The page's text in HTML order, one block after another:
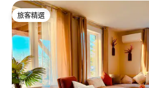
旅客精選
旅客精選